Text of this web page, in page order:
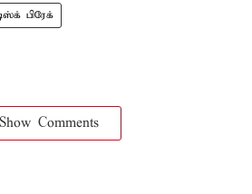
பிரேக்
Show Comments